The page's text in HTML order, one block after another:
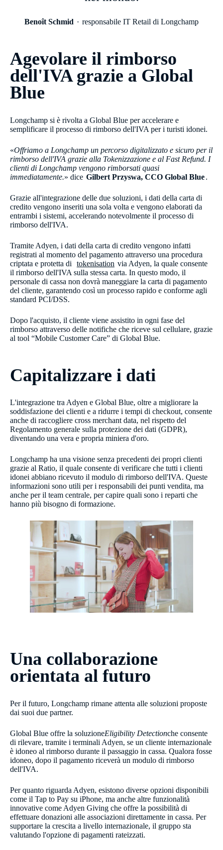
Benoît Schmid responsabile IT Retail di Longchamp​
Agevolare il rimborso
dell'IVA grazie a Global
Blue
Longchamp si è rivolta a Global Blue per accelerare e
semplificare il processo di rimborso dell'IVA per i turisti idonei.
«Offriamo a Longchamp un percorso digitalizzato e sicuro per il
rimborso dell'IVA grazie alla Tokenizzazione e al Fast Refund. I
clienti di Longchamp vengono rimborsati quasi
immediatamente.​» dice Gilbert Przyswa, CCO Global Blue.
Grazie all'integrazione delle due soluzioni, i dati della carta di
credito vengono inseriti una sola volta e vengono elaborati da
entrambi i sistemi, accelerando notevolmente il processo di
rimborso dell'IVA.
Tramite Adyen, i dati della carta di credito vengono infatti
registrati al momento del pagamento attraverso una procedura
criptata e protetta di
tokenisation via Adyen, la quale consente
il rimborso dell'IVA sulla stessa carta. In questo modo, il
personale di cassa non dovrà maneggiare la carta di pagamento
del cliente, garantendo così un processo rapido e conforme agli
standard PCI/​DSS.​
Dopo l'acquisto, il cliente viene assistito in ogni fase del
rimborso attraverso delle notifiche che riceve sul cellulare, grazie
al tool “Mobile Customer Care” di Global Blue.
Capitalizzare i dati
L'integrazione tra Adyen e Global Blue, oltre a migliorare la
soddisfazione dei clienti e a ridurre i tempi di checkout, consente
anche di raccogliere cross merchant data, nel rispetto del
Regolamento generale sulla protezione dei dati (GDPR),
diventando una vera e propria miniera d'oro.
Longchamp ha una visione senza precedenti dei propri clienti
grazie al Ratio, il quale consente di verificare che tutti i clienti
idonei abbiano ricevuto il modulo di rimborso dell'IVA. Queste
informazioni sono utili per i responsabili dei punti vendita, ma
anche per il team centrale, per capire quali sono i reparti che
hanno più bisogno di formazione.
Una collaborazione
orientata al futuro
Per il futuro, Longchamp rimane attenta alle soluzioni proposte
dai suoi due partner.
Global Blue offre la soluzioneEligibility Detectionche consente
di rilevare, tramite i terminali Adyen, se un cliente internazionale
è idoneo al rimborso durante il passaggio in cassa. Qualora fosse
idoneo, dopo il pagamento riceverà un modulo di rimborso
dell'IVA.
Per quanto riguarda Adyen, esistono diverse opzioni disponibili
come il Tap to Pay su iPhone, ma anche altre funzionalità
innovative come Adyen Giving che offre la possibilità di
effettuare donazioni alle associazioni direttamente in cassa. Per
supportare la crescita a livello internazionale, il gruppo sta
valutando l'opzione di pagamenti rateizzati.